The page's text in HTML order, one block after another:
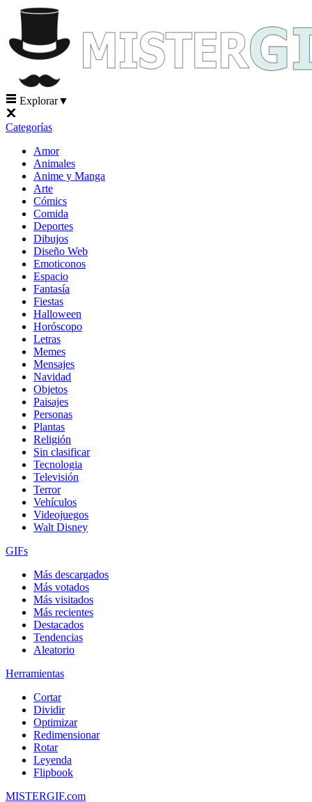
Explorar▼
Categorías
Amor
Animales
Anime y Manga
Arte
Cómics
Comida
Deportes
Dibujos
Diseño Web
Emoticonos
Espacio
Fantasía
Fiestas
Halloween
Horóscopo
Letras
Memes
Mensajes
Navidad
Objetos
Paisajes
Personas
Plantas
Religión
Sin clasificar
Tecnologia
Televisión
Terror
Vehículos
Videojuegos
Walt Disney
GIFs
Más descargados
Más votados
Más visitados
Más recientes
Destacados
Tendencias
Aleatorio
Herramientas
Cortar
Dividir
Optimizar
Redimensionar
Rotar
Leyenda
Flipbook
MISTERGIF.com